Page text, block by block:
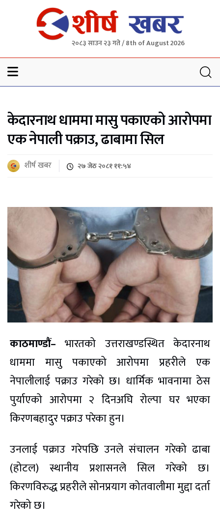
२०८३ साउन २३ गते / 8th of August 2026
केदारनाथ धाममा मासु पकाएको आरोपमा
एक नेपाली पक्राउ, ढाबामा सिल
शीर्ष खबर २७ जेठ २०८१ ११:५४
काठमाण्डौं– भारतको उत्तराखण्डस्थित केदारनाथ
धाममा मासु पकाएको आरोपमा प्रहरीले एक
नेपालीलाई पक्राउ गरेको छ। धार्मिक भावनामा ठेस
पुर्याएको आरोपमा २ दिनअघि रोल्पा घर भएका
किरणबहादुर पक्राउ परेका हुन।
उनलाई पक्राउ गरेपछि उनले संचालन गरेको ढाबा
(होटल) स्थानीय प्रशासनले सिल गरेको छ।
किरणविरुद्ध प्रहरीले सोनप्रयाग कोतवालीमा मुद्दा दर्ता
गरेको छ।